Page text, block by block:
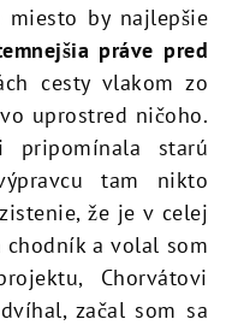
by najlepšie
práve pred
cesty vlakom zo
uprostred ničoho.
pripomínala starú
tam nikto
že je v celej
chodník a volal som
Chorvátovi
začal som sa